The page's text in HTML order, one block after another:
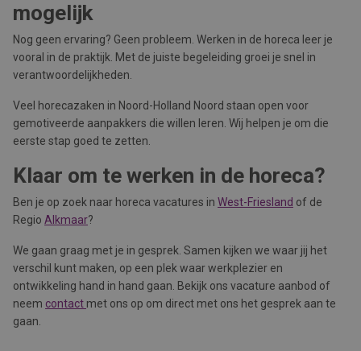
mogelijk
Nog geen ervaring? Geen probleem. Werken in de horeca leer je
vooral in de praktijk. Met de juiste begeleiding groei je snel in
verantwoordelijkheden.
Veel horecazaken in Noord-Holland Noord staan open voor
gemotiveerde aanpakkers die willen leren. Wij helpen je om die
eerste stap goed te zetten.
Klaar om te werken in de horeca?
Ben je op zoek naar horeca vacatures in West-Friesland of de
Regio Alkmaar?
We gaan graag met je in gesprek. Samen kijken we waar jij het
verschil kunt maken, op een plek waar werkplezier en
ontwikkeling hand in hand gaan. Bekijk ons vacature aanbod of
neem contact met ons op om direct met ons het gesprek aan te
gaan.